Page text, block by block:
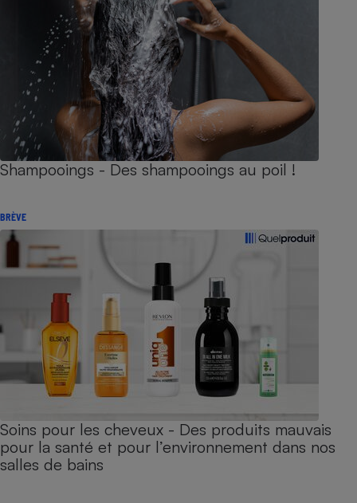
Shampooings - Des shampooings au poil !
BRÈVE
Soins pour les cheveux - Des produits mauvais
pour la santé et pour l’environnement dans nos
salles de bains